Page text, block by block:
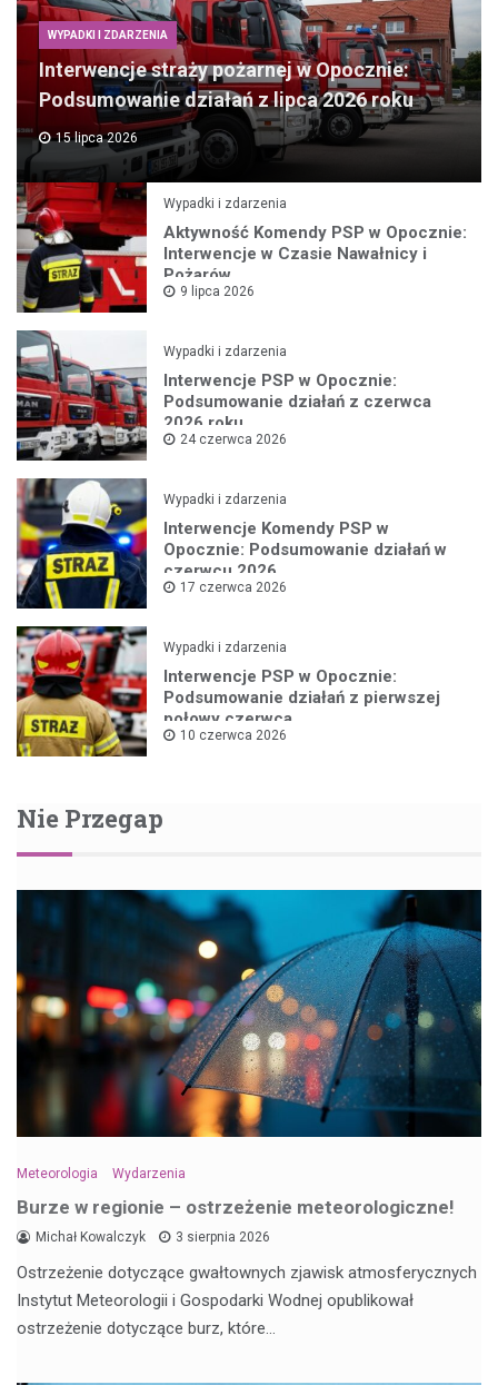
WYPADKI I ZDARZENIA
Interwencje straży pożarnej w Opocznie:
Podsumowanie działań z lipca 2026 roku
15 lipca 2026
Wypadki i zdarzenia
Aktywność Komendy PSP w Opocznie:
Interwencje w Czasie Nawałnicy i
Pożarów
9 lipca 2026
Wypadki i zdarzenia
Interwencje PSP w Opocznie:
Podsumowanie działań z czerwca
2026 roku
24 czerwca 2026
Wypadki i zdarzenia
Interwencje Komendy PSP w
Opocznie: Podsumowanie działań w
czerwcu 2026
17 czerwca 2026
Wypadki i zdarzenia
Interwencje PSP w Opocznie:
Podsumowanie działań z pierwszej
połowy czerwca
10 czerwca 2026
Nie Przegap
Meteorologia Wydarzenia
Burze w regionie – ostrzeżenie meteorologiczne!
Michał Kowalczyk 3 sierpnia 2026
Ostrzeżenie dotyczące gwałtownych zjawisk atmosferycznych
Instytut Meteorologii i Gospodarki Wodnej opublikował
ostrzeżenie dotyczące burz, które…